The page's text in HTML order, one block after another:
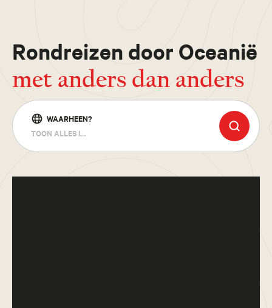
Rondreizen door Oceanië
met anders dan anders
WAARHEEN?
TOON ALLES IN OCEANIË